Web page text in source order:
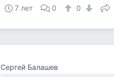
7 лет 0 0
Сергей Балашев